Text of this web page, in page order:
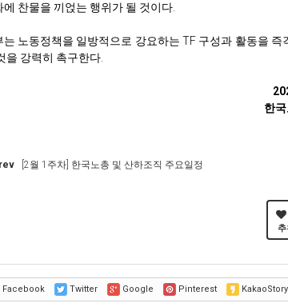
에 찬물을 끼얹는 행위가 될 것이다.
는 노동정책을 일방적으로 강요하는 TF 구성과 활동을
을 강력히 촉구한다.
한
[2월 1주차] 한국노총 및 산하조직 주요일정
추
Facebook Twitter Google Pinterest KakaoStory